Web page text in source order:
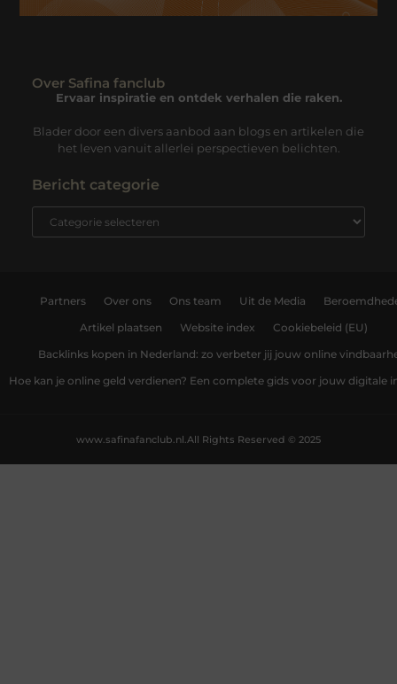
Over Safina fanclub
Ervaar inspiratie en ontdek verhalen die raken.
Blader door een divers aanbod aan blogs en artikelen die
het leven vanuit allerlei perspectieven belichten.
Bericht categorie
Partners Over ons Ons team Uit de Media
Artikel plaatsen Website index Cookiebeleid (EU)
Backlinks kopen in Nederland: zo verbeter jij jouw online
Hoe kan je online geld verdienen? Een complete gids voor jouw digitale
All Rights Reserved © 2025
www.safinafanclub.nl.